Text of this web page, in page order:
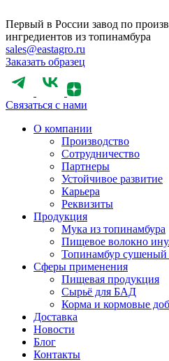
Первый в России завод по
ингредиентов из топинамбура
sales@eastagro.ru
Заказать образец
Связаться с нами
О компании
Производство
Сотрудничество
Партнеры
Устойчивое развитие
Карьера
Реквизиты
Продукция
Мука из топинамбура
Пищевое волокно
Топинамбур
Сферы применения
Пищевая продукция
Сырьё для БАД
Корма и кормовые
Доставка
Новости
Блог
Контакты